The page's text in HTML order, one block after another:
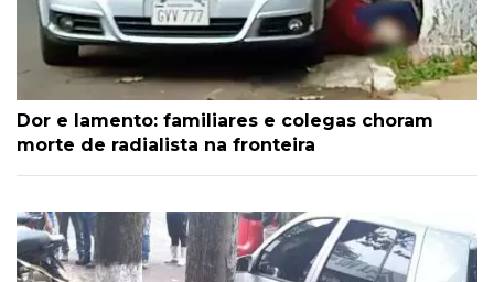
Dor e lamento: familiares e colegas choram
morte de radialista na fronteira